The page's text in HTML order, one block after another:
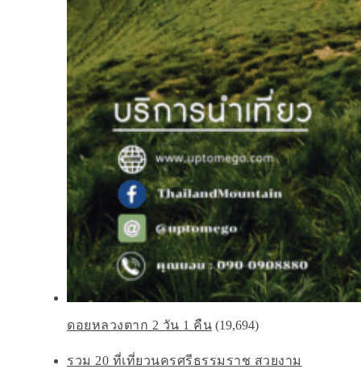
ดอยหลวงตาก 2 วัน 1 คืน (19,694)
รวม 20 ที่เที่ยวนครศรีธรรมราช สวยงาม